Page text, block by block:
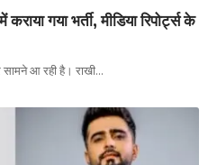
गया भर्ती, मीडिया रिपोर्ट्स के
आ रही है। राखी…